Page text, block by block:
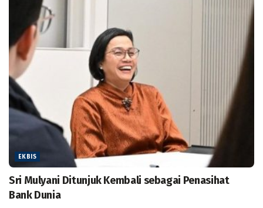
EKBIS
Sri Mulyani Ditunjuk Kembali sebagai Penasihat
Bank Dunia